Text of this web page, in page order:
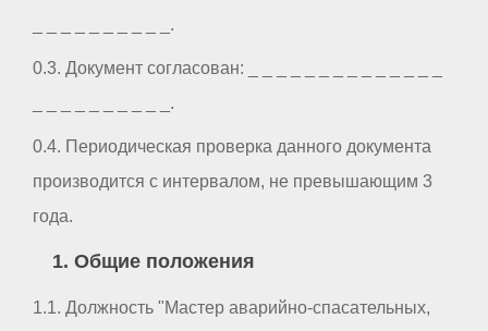
_ _ _ _ _ _ _ _ _ _.
0.3. Документ согласован: _ _ _ _ _ _ _ _ _ _ _ _ _ _
_ _ _ _ _ _ _ _ _ _.
0.4. Периодическая проверка данного документа
производится с интервалом, не превышающим 3
года.
1. Общие положения
1.1. Должность "Мастер аварийно-спасательных,